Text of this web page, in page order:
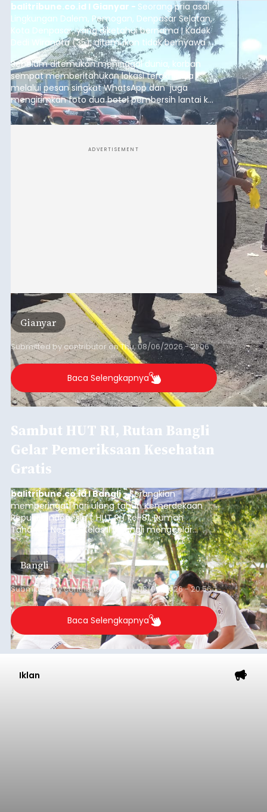
balitribune.co.id I Gianyar - Seorang pria asal
Lingkungan Dalem, Pemogan, Denpasar Selatan,
Kota Denpasar, yang diketahui bernama I Kadek
Dedi Wiranata (35), ditemukan tidak bernyawa di
pesisir Pantai Purnama, Sukawati.
Sebelum ditemukan meninggal dunia, korban
sempat memberitahukan lokasi terakhirnya
melalui pesan singkat WhatsApp dan juga
mengirimkan foto dua botol pembersih lantai ke
istrinya.
ADVERTISEMENT
Gianyar
Submitted by contributoronThu, 08/06/2026 - 21:06
Baca Selengkapnya
Sambut HUT RI, Rutan Bangli
Gelar Pemeriksaan Kesehatan
Gratis
balitribune.co.id I Bangli -Serangkian
memperingati hari ulang tahun Kemerdekaan
Republik Indonesia ( HUT RI) ke-81, Rumah
Tahanan Negara Kelas II B Bangli menggelar
kegiatan pemeriksaan kesehatan gratis, Rabu
(6/8/2026).
Bangli
Submitted bycontributor Thu, 08/06/2026 - 20:56
Baca Selengkapnya
Iklan